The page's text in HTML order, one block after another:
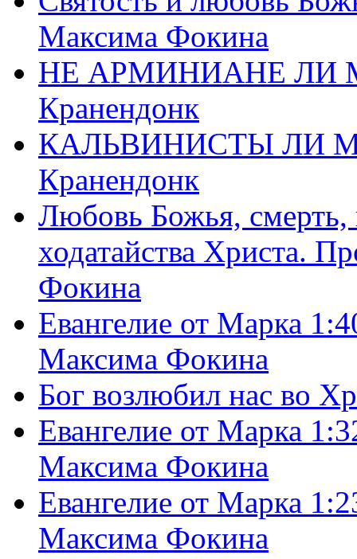
Максима Фокина
НЕ АРМИНИАНЕ ЛИ
Кранендонк
КАЛЬВИНИСТЫ ЛИ
Кранендонк
Любовь Божья, смерть,
ходатайства Христа.
Фокина
Евангелие от Марка
Максима Фокина
Бог возлюбил нас во
Евангелие от Марка
Максима Фокина
Евангелие от Марка
Максима Фокина